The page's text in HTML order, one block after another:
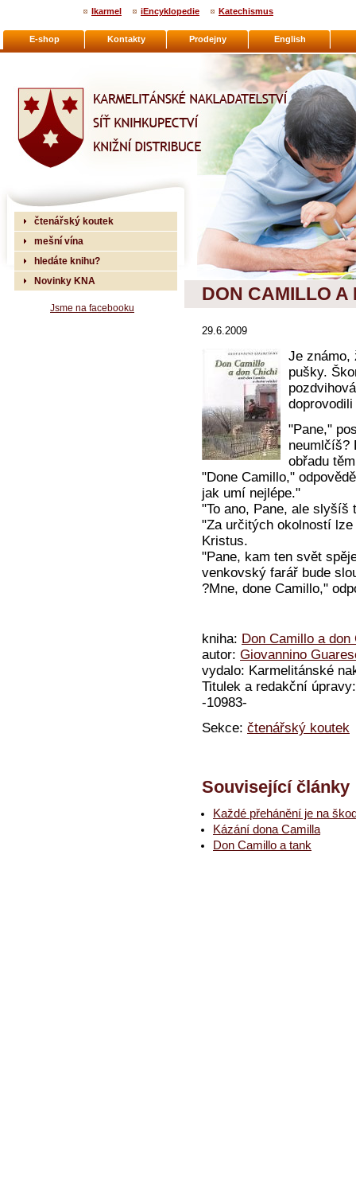
DON CAMILLO
29.6.2009
Je známo,
pušky.
"Pane,"
neumlčíš?
obřadu
"Done Camillo,"
jak umí nejlépe."
"To ano, Pane, ale slyšíš
"Za určitých okolností
Kristus.
"Pane, kam ten svět
venkovský farář bude
?Mne, done Camillo,"
kniha: Don Camillo a don
autor: Giovannino
vydalo: Karmelitánské
Titulek a redakční
-10983-
Sekce: čtenářský koutek
Související články
Každé přehánění je na
Kázání dona Camilla
Don Camillo a tank
čtenářský koutek
mešní vína
hledáte knihu?
Novinky KNA
Jsme na facebooku
E-shop Kontakty Prodejny English
Ikarmel iEncyklopedie Katechismus